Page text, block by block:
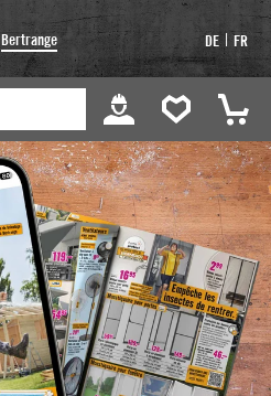
Bertrange DE FR